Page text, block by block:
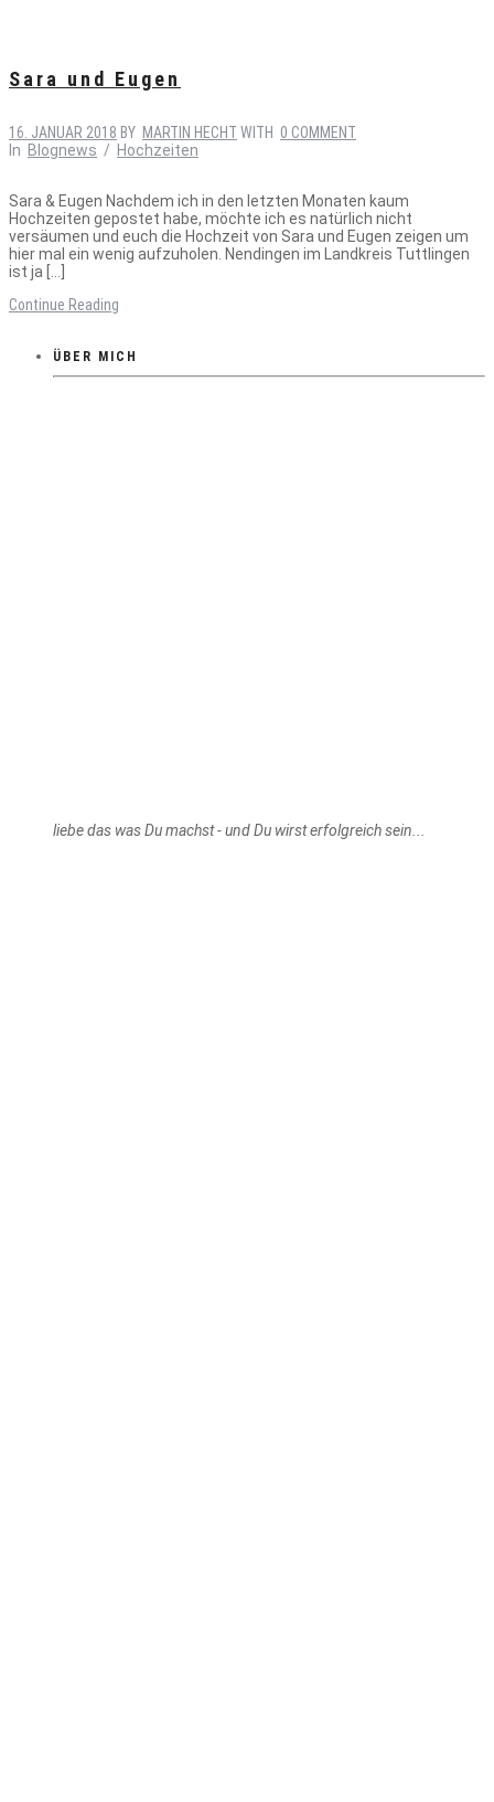
Sara und Eugen
16. JANUAR 2018 BY MARTIN HECHT WITH 0 COMMENT
In Blognews / Hochzeiten
Sara & Eugen Nachdem ich in den letzten Monaten kaum
Hochzeiten gepostet habe, möchte ich es natürlich nicht
versäumen und euch die Hochzeit von Sara und Eugen zeigen um
hier mal ein wenig aufzuholen. Nendingen im Landkreis Tuttlingen
ist ja […]
Continue Reading
ÜBER MICH
liebe das was Du machst - und Du wirst erfolgreich sein...